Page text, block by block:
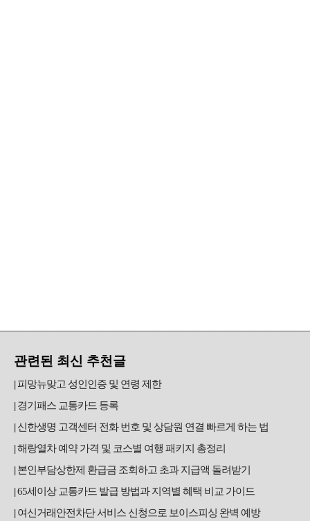
관련된 최신 추천글
피망뉴맞고 성인인증 및 연령 제한
경기패스 교통카드 등록
신한생명 고객센터 전화 번호 및 상담원 연결 빠르게 하는 법
해랑열차 예약 가격 및 코스별 여행 패키지 총정리
본인부담상한제 환급금 조회하고 초과 지급액 돌려받기
65세이상 교통카드 발급 방법과 지역별 혜택 비교 가이드
여신거래안전차단 서비스 신청으로 보이스피싱 완벽 예방